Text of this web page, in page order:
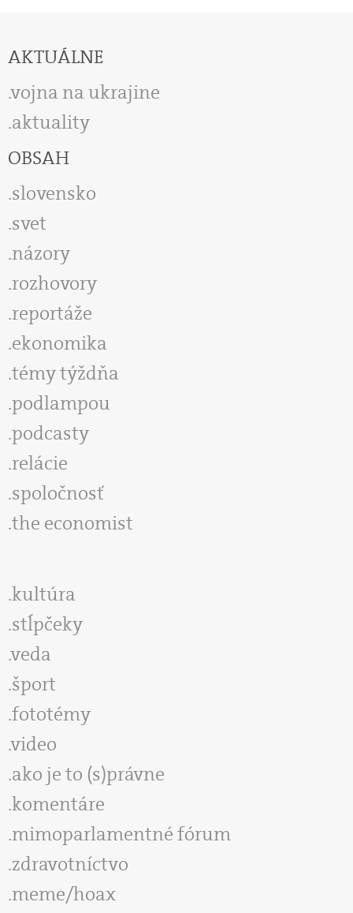
AKTUÁLNE
vojna na ukrajine
aktuality
OBSAH
slovensko
svet
názory
rozhovory
reportáže
ekonomika
témy týždňa
podlampou
podcasty
relácie
spoločnosť
the economist
kultúra
stĺpčeky
veda
šport
fototémy
video
ako je to (s)právne
komentáre
mimoparlamentné fórum
zdravotníctvo
meme/hoax